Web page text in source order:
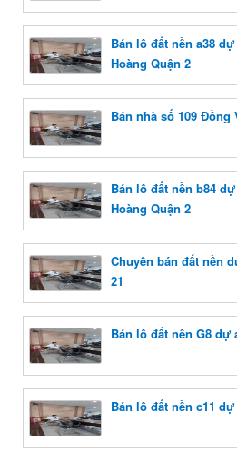
Bán lô đất nền a38
Hoàng Quận 2
Bán nhà số 109 Đồng
Bán lô đất nền b84
Hoàng Quận 2
Chuyên bán đất nền
21
Bán lô đất nền G8 dự
Bán lô đất nền c11